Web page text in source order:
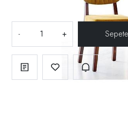
- +